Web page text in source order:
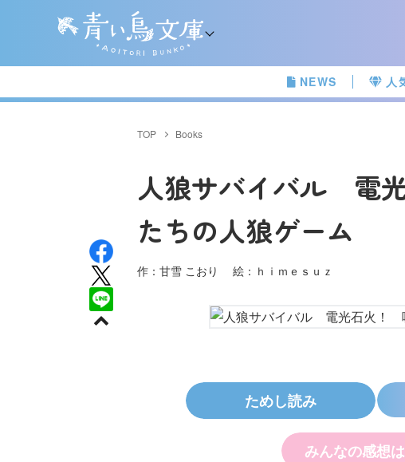
NEWS 人
TOP Books
人狼サバイバル 電
たちの人狼ゲーム
作：甘雪 こおり 絵：ｈｉｍｅｓｕｚ
ためし読み
みんなの感想
探偵チームＫＺ事件
霊は知っている
怪
ム